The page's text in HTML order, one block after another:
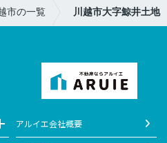
市の一覧 川越市大字鯨井土地
アルイエ会社概要